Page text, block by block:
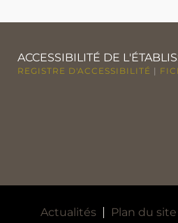
ACCESSIBILITÉ DE
REGISTRE D'ACCESSIBILITÉ |
Actualités Plan du site